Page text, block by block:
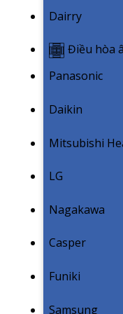
Dairry
Điều hòa
Panasonic
Daikin
Mitsubishi
LG
Nagakawa
Casper
Funiki
Samsung